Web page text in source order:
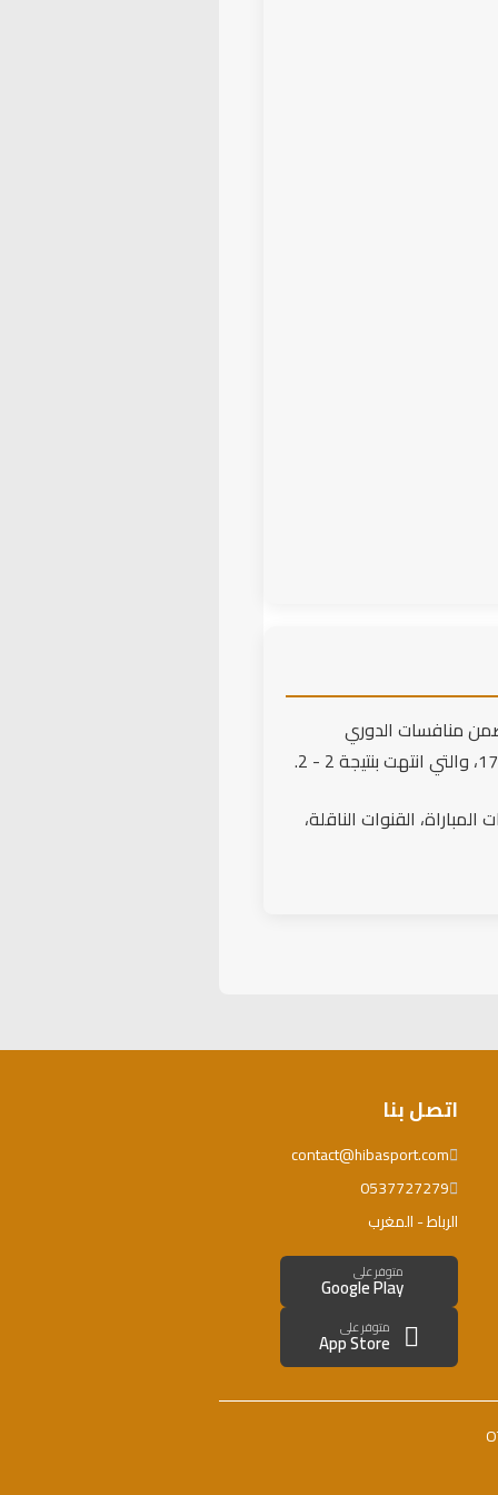
منافسات الدوري
القنوات الناقلة،
اتصل بنا
contact@hibasport.com
0537727279
الرباط - المغرب
متوفر على
Google Play
متوفر على
App Store